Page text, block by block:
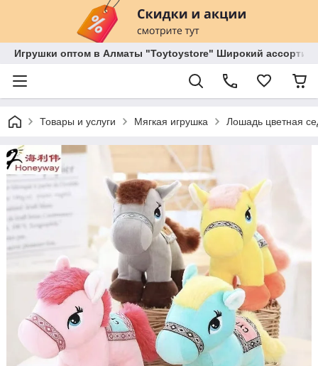
Игрушки оптом в Алматы "Toytoystore" Широкий
Товары и услуги Мягкая игрушка Лошадь цветная